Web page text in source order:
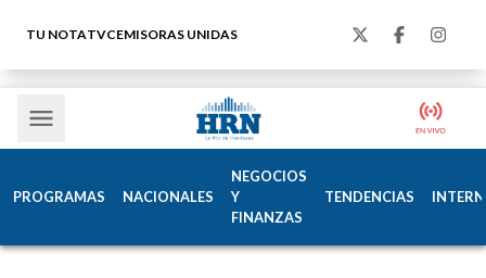
TU NOTATVCEMISORAS UNIDAS
PROGRAMAS NACIONALES
NEGOCIOS
Y
FINANZAS
TENDENCIAS